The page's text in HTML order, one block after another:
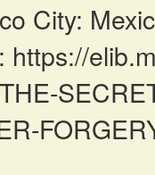
City:
https://